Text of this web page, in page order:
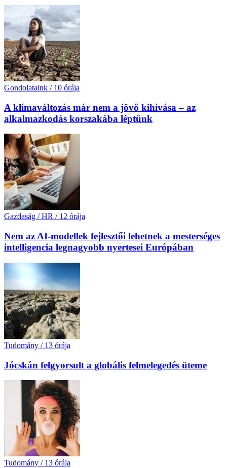
Gondolataink / 10 órája
A klímaváltozás már nem a jövő kihívása – az
alkalmazkodás korszakába léptünk
Gazdaság / HR / 12 órája
Nem az AI-modellek fejlesztői lehetnek a mesterséges
intelligencia legnagyobb nyertesei Európában
Tudomány / 13 órája
Jócskán felgyorsult a globális felmelegedés üteme
Tudomány / 13 órája